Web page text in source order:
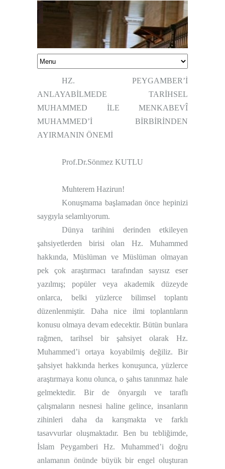
HZ. PEYGAMBER’İ
ANLAYABİLMEDE TARİHSEL
MUHAMMED İLE MENKABEVÎ
MUHAMMED’İ BİRBİRİNDEN
AYIRMANIN ÖNEMİ
Prof.Dr.Sönmez KUTLU
Muhterem Hazirun!
Konuşmama başlamadan önce hepinizi
saygıyla selamlıyorum.
Dünya tarihini derinden etkileyen
şahsiyetlerden birisi olan Hz. Muhammed
hakkında, Müslüman ve Müslüman olmayan
pek çok araştırmacı tarafından sayısız eser
yazılmış; popüler veya akademik düzeyde
onlarca, belki yüzlerce bilimsel toplantı
düzenlenmiştir. Daha nice ilmi toplantıların
konusu olmaya devam edecektir. Bütün bunlara
rağmen, tarihsel bir şahsiyet olarak Hz.
Muhammed’i ortaya koyabilmiş değiliz. Bir
şahsiyet hakkında herkes konuşunca, yüzlerce
araştırmaya konu olunca, o şahıs tanınmaz hale
gelmektedir. Bir de önyargılı ve taraflı
çalışmaların nesnesi haline gelince, insanların
zihinleri daha da karışmakta ve farklı
tasavvurlar oluşmaktadır. Ben bu tebliğimde,
İslam Peygamberi Hz. Muhammed’i doğru
anlamanın önünde büyük bir engel oluşturan